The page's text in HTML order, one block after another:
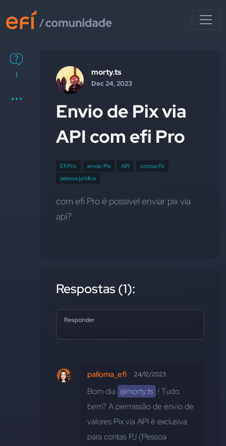
1 morty.ts
Dec 24, 2023
Envio de Pix via
API com efi Pro
Efí Pro enviar Pix API
contas PJ
pessoa jurídica
com efi Pro é possivel enviar pix via
api?
Respostas (1):
Responder
palloma_efi 24/12/2023
Bom dia @morty.ts ! Tudo
bem? A permissão de envio de
valores Pix via API é exclusiva
para contas PJ (Pessoa